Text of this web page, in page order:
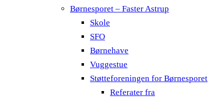
Børnesporet – Faster Astrup
Skole
SFO
Børnehave
Vuggestue
Støtteforeningen for Børnesporet
Referater fra